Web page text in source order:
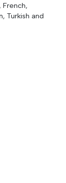
French,
Turkish and